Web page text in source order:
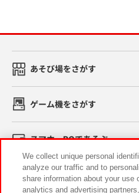
あそび場をさがす
ゲーム機をさがす
スマホ・PCであそぶ
イベント・キャンペーン
We collect unique personal
analyze our traffic and to
share information about your use
analytics and advertising